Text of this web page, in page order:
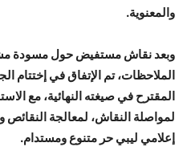
والمعنوية.
وبعد نقاش مستفيض حول مسودة
الملاحظات، تم الإتفاق في إختتام
المقترح في صيغته النهائية، مع
لمواصلة النقاش، لمعالجة
إعلامي ليبي حر متنوع ومستدام.